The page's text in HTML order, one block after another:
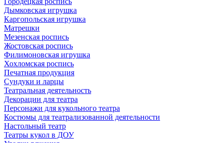
Дымковская игрушка
Каргопольская игрушка
Матрешки
Мезенская роспись
Жостовская роспись
Филимоновская игрушка
Хохломская роспись
Печатная продукция
Сундуки и ларцы
Театральная деятельность
Декорации для театра
Персонажи для кукольного театра
Костюмы для театрализованной деятельности
Настольный театр
Театры кукол в ДОУ